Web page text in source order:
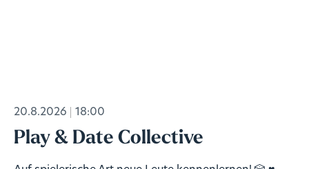
20.8.2026 18:00
Play & Date Collective